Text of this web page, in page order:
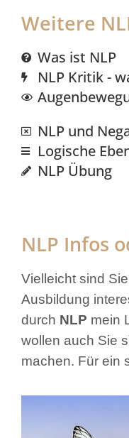
Weitere
Was ist NLP
NLP Kritik -
NLP und
Logische
NLP Übung
NLP Infos
Vielleicht sind
Ausbildung
durch NLP mein
wollen auch Sie
machen. Für ein